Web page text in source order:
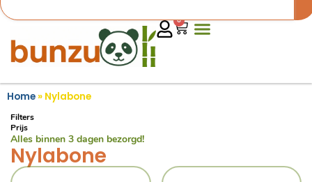
0
Home» Nylabone
Filters
Prijs
Alles binnen 3 dagen bezorgd!
Nylabone